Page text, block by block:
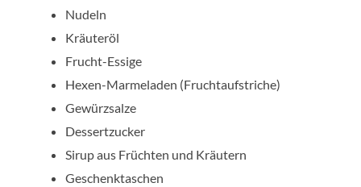
Nudeln
Kräuteröl
Frucht-Essige
Hexen-Marmeladen (Fruchtaufstriche)
Gewürzsalze
Dessertzucker
Sirup aus Früchten und Kräutern
Geschenktaschen